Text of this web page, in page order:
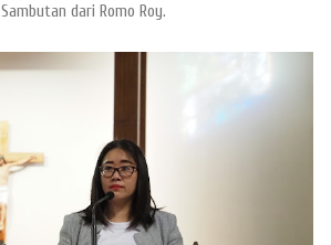
Sambutan dari Romo Roy.